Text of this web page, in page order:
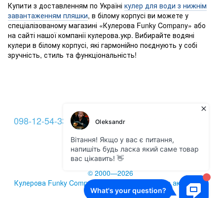
Купити з доставленням по Україні кулер для води з нижнім
завантаженням пляшки, в білому корпусі ви можете у
спеціалізованому магазині «Кулерова Funky Company» або
на сайті нашої компанії кулерова.укр. Вибирайте водяні
кулери в білому корпусі, які гармонійно поєднують у собі
зручність, стиль та функціональність!
098-12-54-333 093-12-54-333
Контакти
Повна версія сайту
© 2000—2026
Кулерова Funky Company - кулери для води та аксесуари